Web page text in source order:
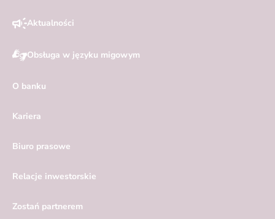
Aktualności
Obsługa w języku migowym
O banku
Kariera
Biuro prasowe
Relacje inwestorskie
Zostań partnerem